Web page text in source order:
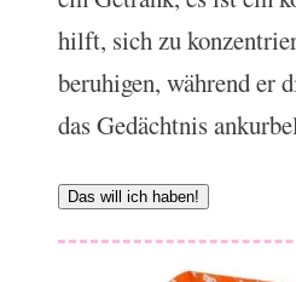
hilft, sich zu
beruhigen, während er
das Gedächtnis
Das will ich haben!